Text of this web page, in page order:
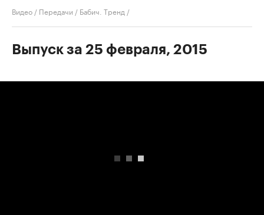
Видео / Передачи / Бабич. Тренд /
Выпуск за 25 февраля, 2015